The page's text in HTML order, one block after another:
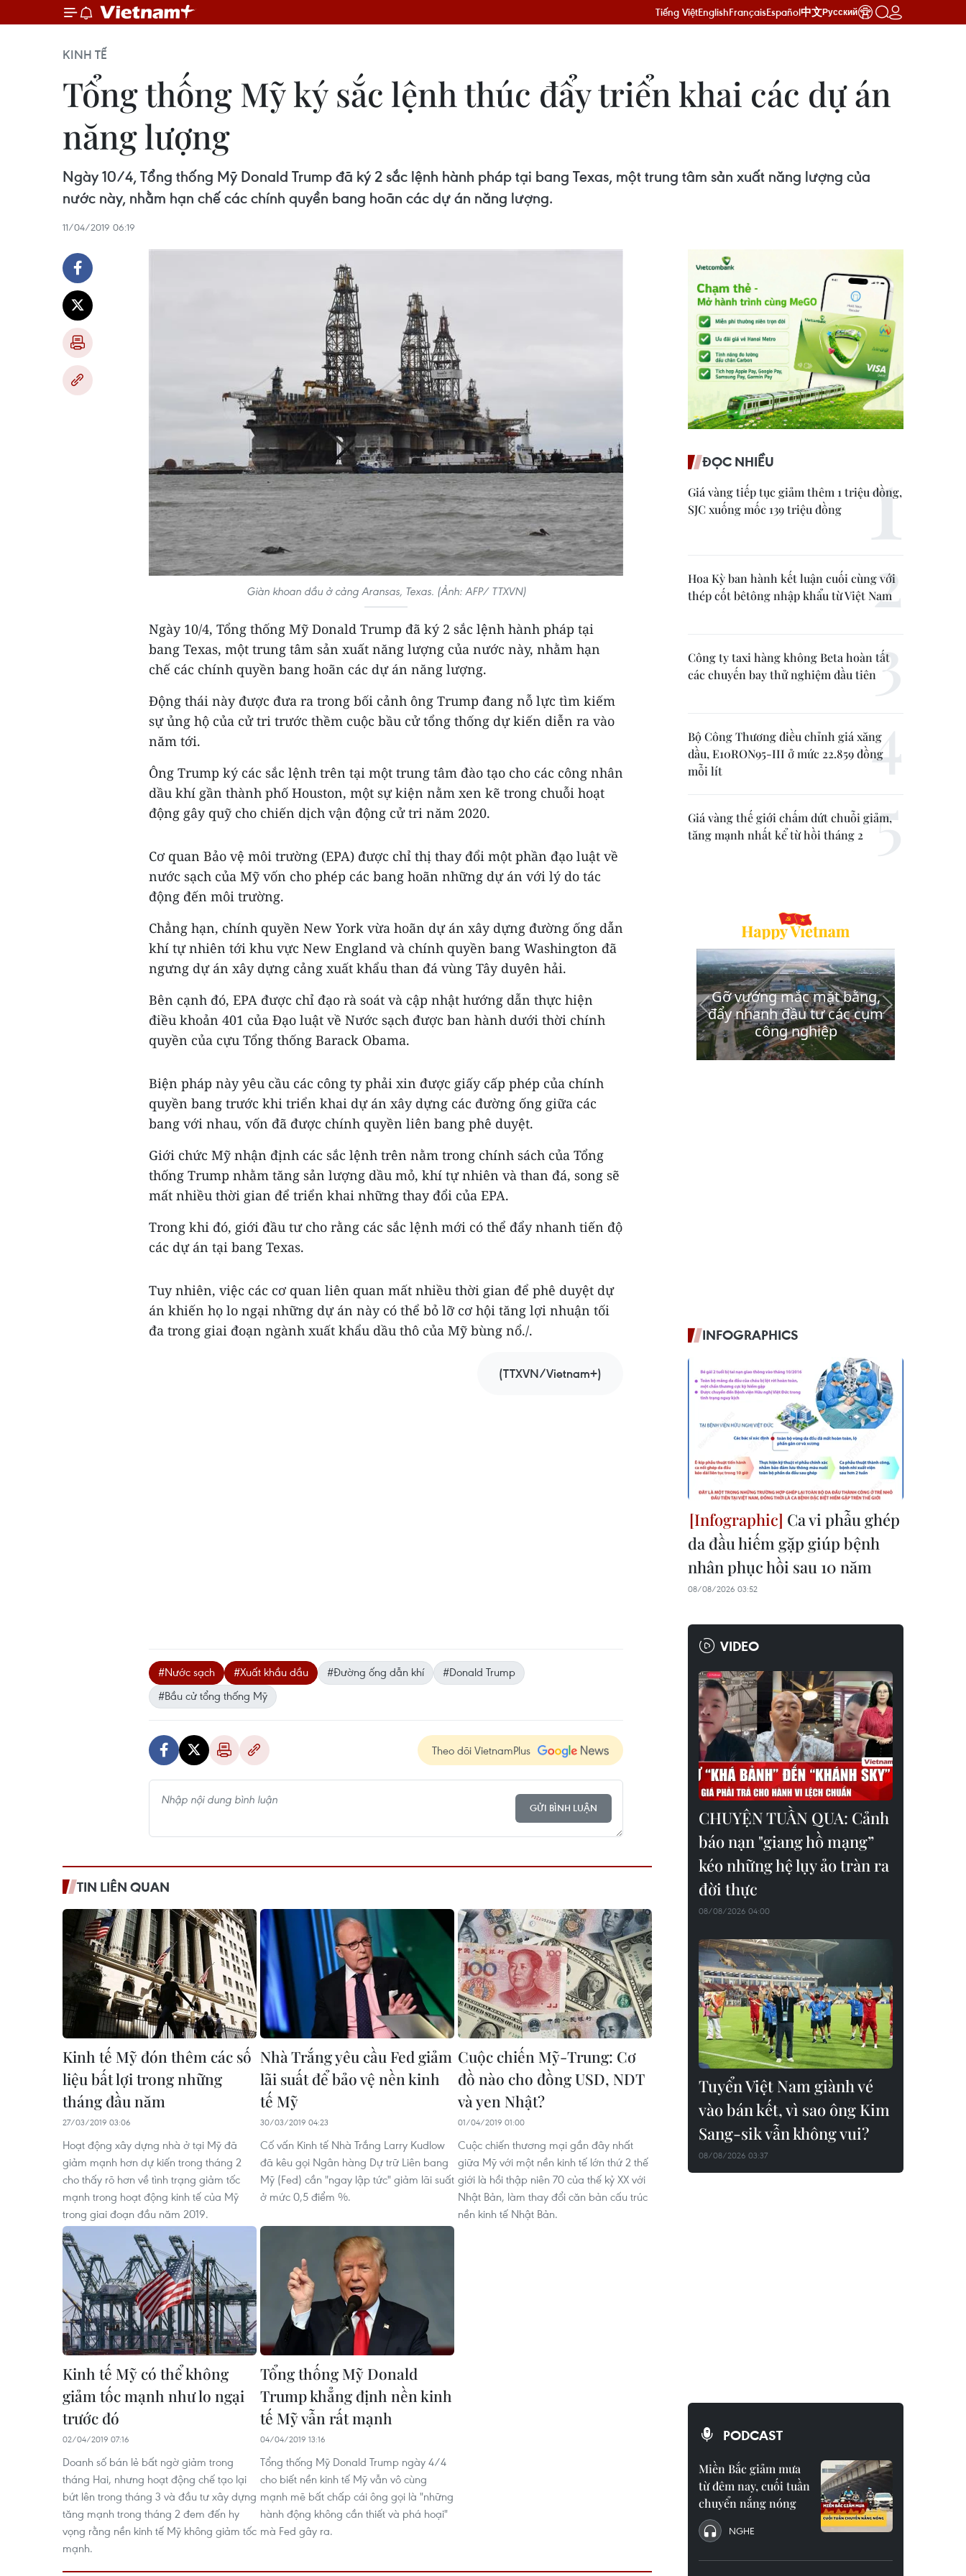
Tiếng ViệtEnglishFrançaisEspañol中文Русский
KINH TẾ
Tổng thống Mỹ ký sắc lệnh thúc đẩy triển khai các dự án
năng lượng
Ngày 10/4, Tổng thống Mỹ Donald Trump đã ký 2 sắc lệnh hành pháp tại bang Texas, một trung tâm sản xuất năng lượng của
nước này, nhằm hạn chế các chính quyền bang hoãn các dự án năng lượng.
11/04/2019 06:19
Giàn khoan dầu ở cảng Aransas, Texas. (Ảnh: AFP/ TTXVN)
Ngày 10/4, Tổng thống Mỹ Donald Trump đã ký 2 sắc lệnh hành pháp tại
bang Texas, một trung tâm sản xuất năng lượng của nước này, nhằm hạn
chế các chính quyền bang hoãn các dự án năng lượng.
Động thái này được đưa ra trong bối cảnh ông Trump đang nỗ lực tìm kiếm
sự ủng hộ của cử tri trước thềm cuộc bầu cử tổng thống dự kiến diễn ra vào
năm tới.
Ông Trump ký các sắc lệnh trên tại một trung tâm đào tạo cho các công nhân
dầu khí gần thành phố Houston, một sự kiện nằm xen kẽ trong chuỗi hoạt
động gây quỹ cho chiến dịch vận động cử tri năm 2020.
Cơ quan Bảo vệ môi trường (EPA) được chỉ thị thay đổi một phần đạo luật về
nước sạch của Mỹ vốn cho phép các bang hoãn những dự án với lý do tác
động đến môi trường.
Chẳng hạn, chính quyền New York vừa hoãn dự án xây dựng đường ống dẫn
khí tự nhiên tới khu vực New England và chính quyền bang Washington đã
ngưng dự án xây dựng cảng xuất khẩu than đá vùng Tây duyên hải.
Bên cạnh đó, EPA được chỉ đạo rà soát và cập nhật hướng dẫn thực hiện
điều khoản 401 của Đạo luật về Nước sạch được ban hành dưới thời chính
quyền của cựu Tổng thống Barack Obama.
Biện pháp này yêu cầu các công ty phải xin được giấy cấp phép của chính
quyền bang trước khi triển khai dự án xây dựng các đường ống giữa các
bang với nhau, vốn đã được chính quyền liên bang phê duyệt.
Giới chức Mỹ nhận định các sắc lệnh trên nằm trong chính sách của Tổng
thống Trump nhằm tăng sản lượng dầu mỏ, khí tự nhiên và than đá, song sẽ
mất nhiều thời gian để triển khai những thay đổi của EPA.
Trong khi đó, giới đầu tư cho rằng các sắc lệnh mới có thể đẩy nhanh tiến độ
các dự án tại bang Texas.
Tuy nhiên, việc các cơ quan liên quan mất nhiều thời gian để phê duyệt dự
án khiến họ lo ngại những dự án này có thể bỏ lỡ cơ hội tăng lợi nhuận tối
đa trong giai đoạn ngành xuất khẩu dầu thô của Mỹ bùng nổ./.
(TTXVN/Vietnam+)
#Nước sạch #Xuất khầu dầu #Đường ống dẫn khí
#Donald Trump
#Bầu cử tổng thống Mỹ
Theo dõi VietnamPlus
GỬI BÌNH LUẬN
TIN LIÊN QUAN
Kinh tế Mỹ đón thêm các số
liệu bất lợi trong những
tháng đầu năm
27/03/2019 03:06
Hoạt động xây dựng nhà ở tại Mỹ đã
giảm mạnh hơn dự kiến trong tháng 2
cho thấy rõ hơn về tình trạng giảm tốc
mạnh trong hoạt động kinh tế của Mỹ
trong giai đoạn đầu năm 2019.
Nhà Trắng yêu cầu Fed giảm
lãi suất để bảo vệ nền kinh
tế Mỹ
30/03/2019 04:23
Cố vấn Kinh tế Nhà Trắng Larry Kudlow
đã kêu gọi Ngân hàng Dự trữ Liên bang
Mỹ (Fed) cần "ngay lập tức" giảm lãi suất
ở mức 0,5 điểm %.
Cuộc chiến Mỹ-Trung: Cơ
đồ nào cho đồng USD, NDT
và yen Nhật?
01/04/2019 01:00
Cuộc chiến thương mại gần đây nhất
giữa Mỹ với một nền kinh tế lớn thứ 2 thế
giới là hồi thập niên 70 của thế kỷ XX với
Nhật Bản, làm thay đổi căn bản cấu trúc
nền kinh tế Nhật Bản.
Kinh tế Mỹ có thể không
giảm tốc mạnh như lo ngại
trước đó
02/04/2019 07:16
Doanh số bán lẻ bất ngờ giảm trong
tháng Hai, nhưng hoạt động chế tạo lại
bứt lên trong tháng 3 và đầu tư xây dựng
tăng mạnh trong tháng 2 đem đến hy
vọng rằng nền kinh tế Mỹ không giảm tốc
mạnh.
Tổng thống Mỹ Donald
Trump khẳng định nền kinh
tế Mỹ vẫn rất mạnh
04/04/2019 13:16
Tổng thống Mỹ Donald Trump ngày 4/4
cho biết nền kinh tế Mỹ vẫn vô cùng
mạnh mẽ bất chấp cái ông gọi là "những
hành động không cần thiết và phá hoại"
mà Fed gây ra.
ĐỌC NHIỀU
Giá vàng tiếp tục giảm thêm 1 triệu đồng,
SJC xuống mốc 139 triệu đồng
Hoa Kỳ ban hành kết luận cuối cùng với
thép cốt bêtông nhập khẩu từ Việt Nam
Công ty taxi hàng không Beta hoàn tất
các chuyến bay thử nghiệm đầu tiên
Bộ Công Thương điều chỉnh giá xăng
dầu, E10RON95-III ở mức 22.859 đồng
mỗi lít
Giá vàng thế giới chấm dứt chuỗi giảm,
tăng mạnh nhất kể từ hồi tháng 2
INFOGRAPHICS
Ca vi phẫu ghép
da đầu hiếm gặp giúp bệnh
nhân phục hồi sau 10 năm
08/08/2026 03:52
VIDEO
CHUYỆN TUẦN QUA: Cảnh
báo nạn "giang hồ mạng”
kéo những hệ lụy ảo tràn ra
đời thực
08/08/2026 04:00
Tuyển Việt Nam giành vé
vào bán kết, vì sao ông Kim
Sang-sik vẫn không vui?
08/08/2026 03:37
PODCAST
Miền Bắc giảm mưa
từ đêm nay, cuối tuần
chuyển nắng nóng
NGHE